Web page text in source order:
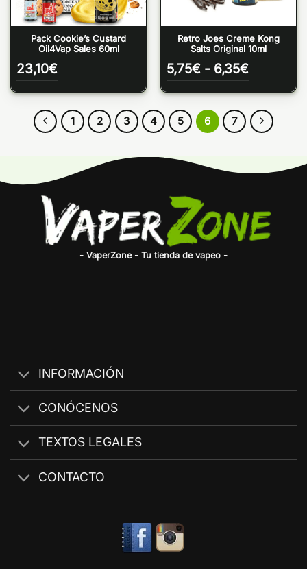
Pack Cookie’s Custard
Oil4Vap Sales 60ml
23,10€
Retro Joes Creme Kong
Salts Original 10ml
5,75€ - 6,35€Rango
de
precios:
desde
5,75€
hasta
1 2 3 4 5 6 7
- VaperZone - Tu tienda de vapeo -
INFORMACIÓN
CONÓCENOS
TEXTOS LEGALES
CONTACTO